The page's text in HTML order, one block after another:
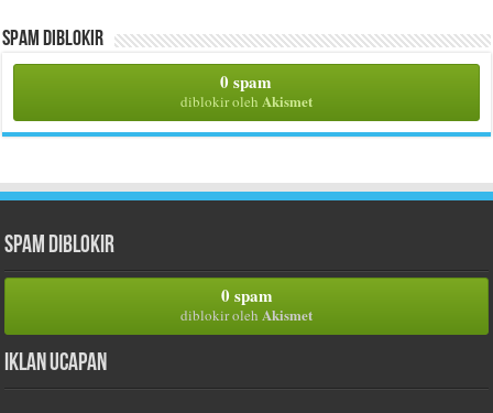
Spam Diblokir
0 spam
diblokir oleh Akismet
Spam Diblokir
0 spam
diblokir oleh Akismet
Iklan Ucapan